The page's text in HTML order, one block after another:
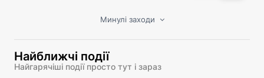
самых популярных российских исполнителей.
Её невероятный талант подтверждён
Минулі заходи
Найближчі події
Найгарячіші події просто тут і зараз